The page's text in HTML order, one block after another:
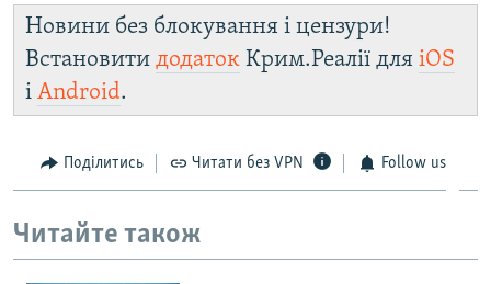
Новини без блокування і цензури!
Встановити додаток Крим.Реалії для iOS
і Android.
Поділитись Читати без VPN Follow us
Читайте також